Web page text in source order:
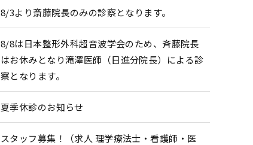
8/3より斎藤院長のみの診察となります。
8/8は日本整形外科超音波学会のため、斉藤院長
はお休みとなり滝澤医師（日進分院長）による診
察となります。
夏季休診のお知らせ
スタッフ募集！（求人 理学療法士・看護師・医